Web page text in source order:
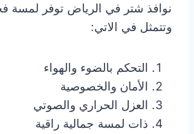
نوافذ شتر في الرياض توفر لمسة
وتتمثل في الاتي:
التحكم بالضوء والهواء
الأمان والخصوصية
العزل الحراري والصوتي
ذات لمسة جمالية راقية